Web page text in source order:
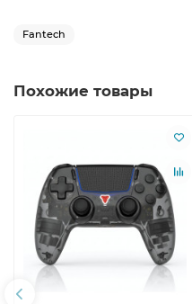
Fantech
Похожие товары